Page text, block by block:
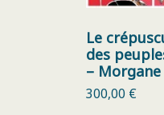
Le
des
–
300,00 €